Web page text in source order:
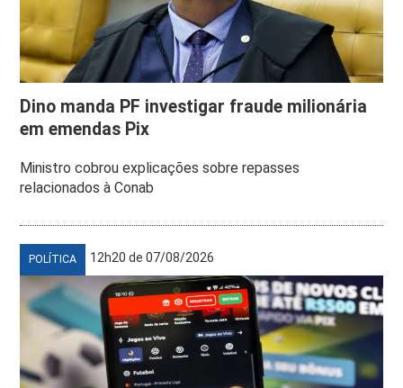
Dino manda PF investigar fraude milionária
em emendas Pix
Ministro cobrou explicações sobre repasses
relacionados à Conab
POLÍTICA 12h20 de 07/08/2026